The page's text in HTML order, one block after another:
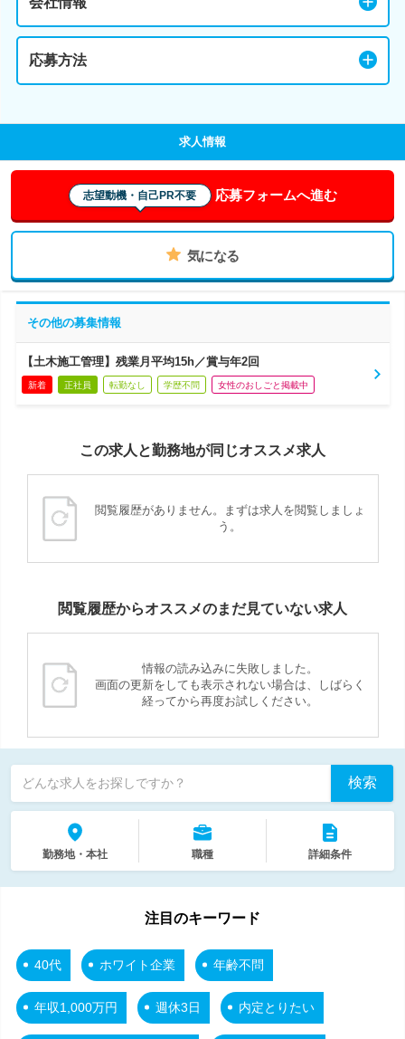
応募方法
求人情報
志望動機・自己PR不要 応募フォームへ進む
気になる
その他の募集情報
【土木施工管理】残業月平均15h／賞与年2回
新着 正社員 転勤なし 学歴不問 女性のおしごと掲載中
この求人と勤務地が同じオススメ求人
閲覧履歴がありません。まずは求人を閲覧しましょ
う。
閲覧履歴からオススメのまだ見ていない求人
情報の読み込みに失敗しました。
画面の更新をしても表示されない場合は、しばらく
経ってから再度お試しください。
どんな求人をお探しですか？ 検索
勤務地・本社 職種 詳細条件
注目のキーワード
40代 ホワイト企業 年齢不問
年収1,000万円 週休3日 内定とりたい